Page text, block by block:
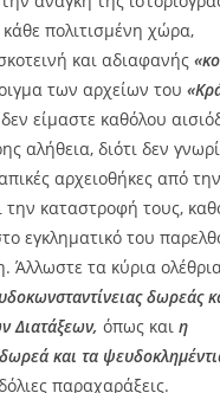
πολιτισμένη χώρα,
και αδιαφανής
των αρχείων του
είμαστε καθόλου
αλήθεια, διότι δεν
αρχειοθήκες από την
καταστροφή τους,
εγκληματικό του
Άλλωστε τα κύρια
δωρεάς
Διατάξεων, όπως και η
και τα
παραχαράξεις.